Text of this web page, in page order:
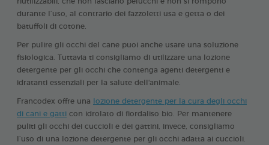
durante l’uso, al contrario dei fazzoletti usa e getta o dei
batuffoli di cotone.
Per pulire gli occhi del cane puoi anche usare una soluzione
fisiologica. Tuttavia ti consigliamo di utilizzare una lozione
detergente per gli occhi che contenga agenti detergenti e
idratanti essenziali per la salute dell'animale.
Francodex offre una
lozione detergente per la cura degli occhi
di cani e gatti con idrolato di fiordaliso bio. Per mantenere
puliti gli occhi dei cuccioli e dei gattini, invece, consigliamo
l’uso di una lozione detergente per gli occhi adatta ai cuccioli.